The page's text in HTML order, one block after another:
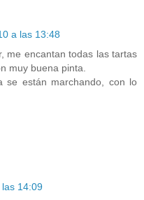
a las 13:48
me encantan todas las tartas
muy buena pinta.
se están marchando, con lo
14:09